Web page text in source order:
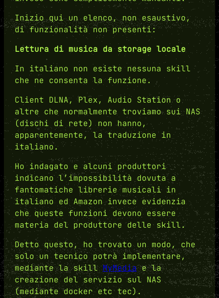
Inizio qui un elenco, non esaustivo,
di funzionalità non presenti:
Lettura di musica da storage locale
In italiano non esiste nessuna skill
che ne consenta la funzione.
Client DLNA, Plex, Audio Station o
altre che normalmente troviamo sui NAS
(dischi di rete) non hanno,
apparentemente, la traduzione in
italiano.
Ho indagato e alcuni produttori
indicano l’impossibilità dovuta a
fantomatiche librerie musicali in
italiano ed Amazon invece evidenzia
che queste funzioni devono essere
materia del produttore delle skill.
Detto questo, ho trovato un modo, che
solo un tecnico potrà implementare,
mediante la skillMyMediae la
creazione del servizio sul NAS
(mediante docker etc tec).